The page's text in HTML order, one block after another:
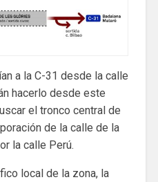
a la C-31 desde la calle
hacerlo desde este
el tronco central de
de la calle de la
la calle Perú.
local de la zona, la